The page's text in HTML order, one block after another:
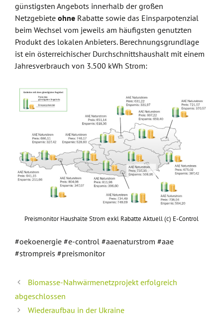
günstigsten Angebots innerhalb der großen
Netzgebiete ohne Rabatte sowie das Einsparpotenzial
beim Wechsel vom jeweils am häufigsten genutzten
Produkt des lokalen Anbieters. Berechnungsgrundlage
ist ein österreichischer Durchschnittshaushalt mit einem
Jahresverbrauch von 3.500 kWh Strom:
Preismonitor Haushalte Strom exkl Rabatte Aktuell (c) E-Control
#oekoenergie #e-control #aaenaturstrom #aae
#strompreis #preismonitor
Biomasse-Nahwärmenetzprojekt erfolgreich
abgeschlossen
Wiederaufbau in der Ukraine